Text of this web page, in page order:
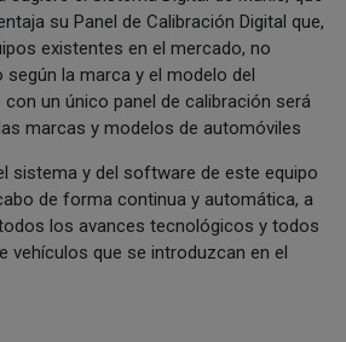
su Panel de Calibración Digital que,
existentes en el mercado, no
la marca y el modelo del
un único panel de calibración será
marcas y modelos de automóviles
sistema y del software de este equipo
de forma continua y automática, a
los avances tecnológicos y todos
vehículos que se introduzcan en el